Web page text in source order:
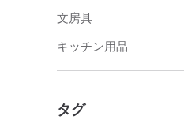
文房具
キッチン用品
タグ